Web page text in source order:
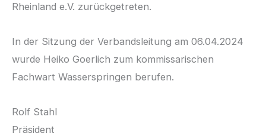
Rheinland e.V. zurückgetreten.
In der Sitzung der Verbandsleitung am 06.04.2024
wurde Heiko Goerlich zum kommissarischen
Fachwart Wasserspringen berufen.
Rolf Stahl
Präsident